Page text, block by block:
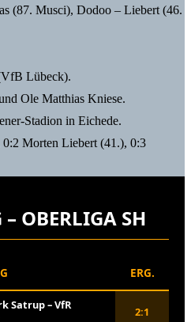
(87. Musci), Dodoo – Liebert (46.
Lübeck).
Ole Matthias Kniese.
Stadion in Eichede.
Morten Liebert (41.), 0:3
OBERLIGA SH
ERG.
Satrup – VfR
2:1